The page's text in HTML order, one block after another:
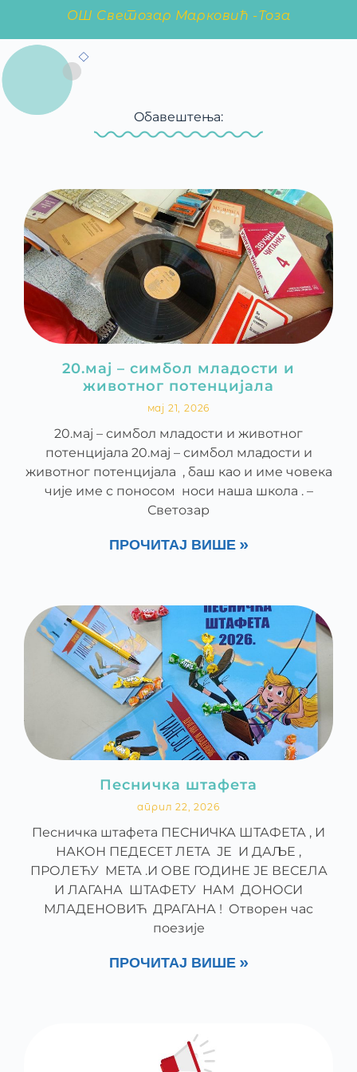
ОШ Светозар Марковић -Тоза
Oбавештења:
20.мај – симбол младости и
животног потенцијала
мај 21, 2026
20.мај – симбол младости и животног
потенцијала 20.мај – симбол младости и
животног потенцијала , баш као и име човека
чије име с поносом носи наша школа . –
Светозар
ПРОЧИТАЈ ВИШЕ »
Песничка штафета
април 22, 2026
Песничка штафета ПЕСНИЧКА ШТАФЕТА , И
НАКОН ПЕДЕСЕТ ЛЕТА ЈЕ И ДАЉЕ ,
ПРОЛЕЋУ МЕТА .И ОВЕ ГОДИНЕ ЈЕ ВЕСЕЛА
И ЛАГАНА ШТАФЕТУ НАМ ДОНОСИ
МЛАДЕНОВИЋ ДРАГАНА ! Отворен час
поезије
ПРОЧИТАЈ ВИШЕ »